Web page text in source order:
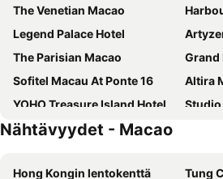
The Venetian Macao
Legend Palace Hotel
The Parisian Macao
Grand
Sofitel Macau At Ponte 16
Altira
YOHO Treasure Island Hotel
Studio
Hotel Royal Macau
The Londoner Hotel
Rio
Nähtävyydet - Macao
Hong Kongin lentokenttä
Tung